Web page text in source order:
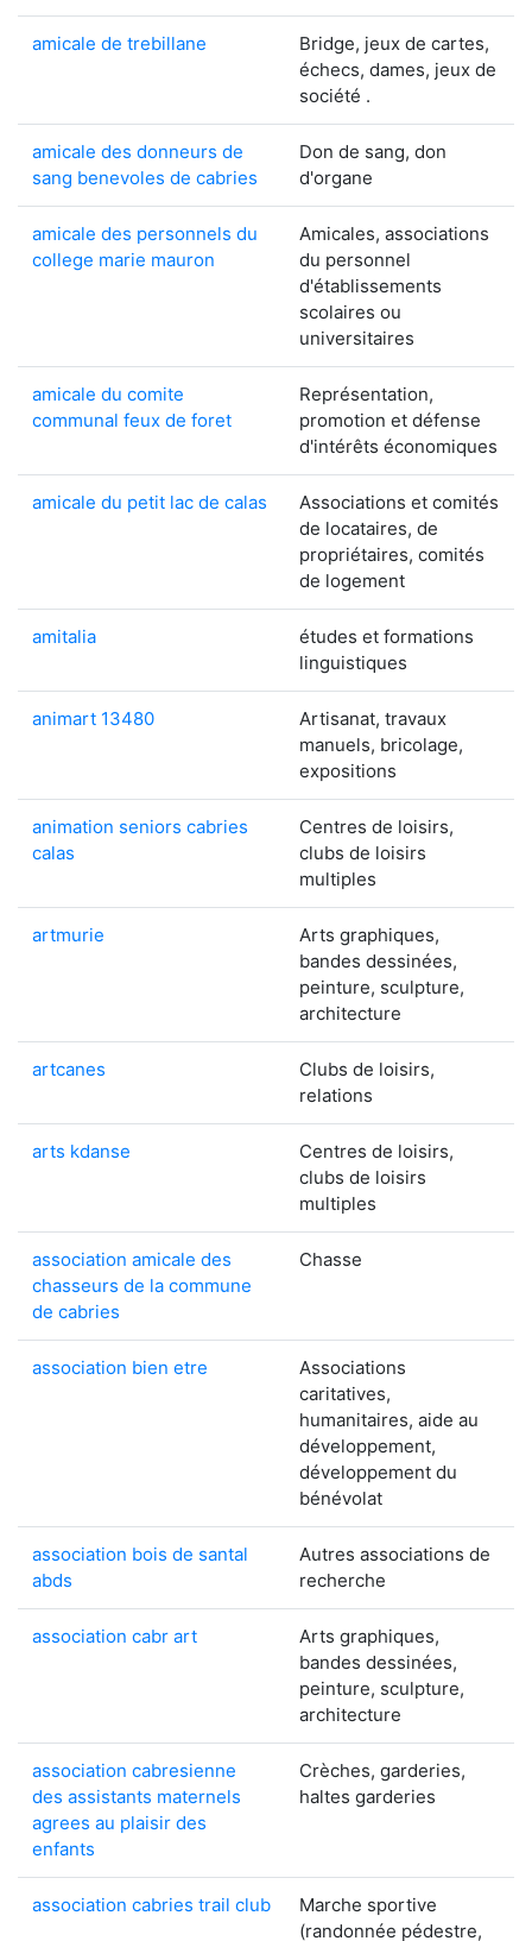
amicale de trebillane
Bridge, jeux de cartes,
échecs, dames, jeux de
société .
amicale des donneurs de
sang benevoles de cabries
Don de sang, don
d'organe
amicale des personnels du
college marie mauron
Amicales, associations
du personnel
d'établissements
scolaires ou
universitaires
amicale du comite
communal feux de foret
Représentation,
promotion et défense
d'intérêts économiques
amicale du petit lac de calas
Associations et comités
de locataires, de
propriétaires, comités
de logement
amitalia
études et formations
linguistiques
animart 13480
Artisanat, travaux
manuels, bricolage,
expositions
animation seniors cabries
calas
Centres de loisirs,
clubs de loisirs
multiples
artmurie
Arts graphiques,
bandes dessinées,
peinture, sculpture,
architecture
artcanes
Clubs de loisirs,
relations
arts kdanse
Centres de loisirs,
clubs de loisirs
multiples
association amicale des
chasseurs de la commune
de cabries
Chasse
association bien etre
Associations
caritatives,
humanitaires, aide au
développement,
développement du
bénévolat
association bois de santal
abds
Autres associations de
recherche
association cabr art
Arts graphiques,
bandes dessinées,
peinture, sculpture,
architecture
association cabresienne
des assistants maternels
agrees au plaisir des
enfants
Crèches, garderies,
haltes garderies
association cabries trail club
Marche sportive
(randonnée pédestre,